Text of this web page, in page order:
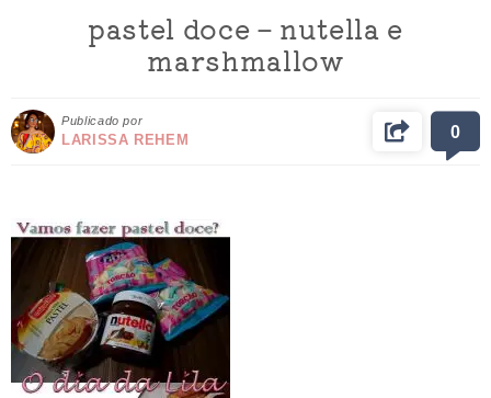
pastel doce – nutella e
marshmallow
Publicado por
LARISSA REHEM 0